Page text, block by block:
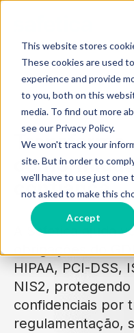
This website stores
These cookies are used
experience and provide
to you, both on this
media. To find out more
see our Privacy Policy.
We won't track your
site. But in order to
we'll have to use just one
not asked to make this
Accept
Transforme
confiança
A Safetica ajuda
HIPAA, PCI-DSS,
NIS2, protegendo
confidenciais por
regulamentação,